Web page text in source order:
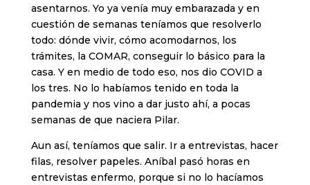
asentarnos. Yo ya venía muy embarazada y en
cuestión de semanas teníamos que resolverlo
todo: dónde vivir, cómo acomodarnos, los
trámites, la COMAR, conseguir lo básico para la
casa. Y en medio de todo eso, nos dio COVID a
los tres. No lo habíamos tenido en toda la
pandemia y nos vino a dar justo ahí, a pocas
semanas de que naciera Pilar.
Aun así, teníamos que salir. Ir a entrevistas, hacer
filas, resolver papeles. Aníbal pasó horas en
entrevistas enfermo, porque si no lo hacíamos